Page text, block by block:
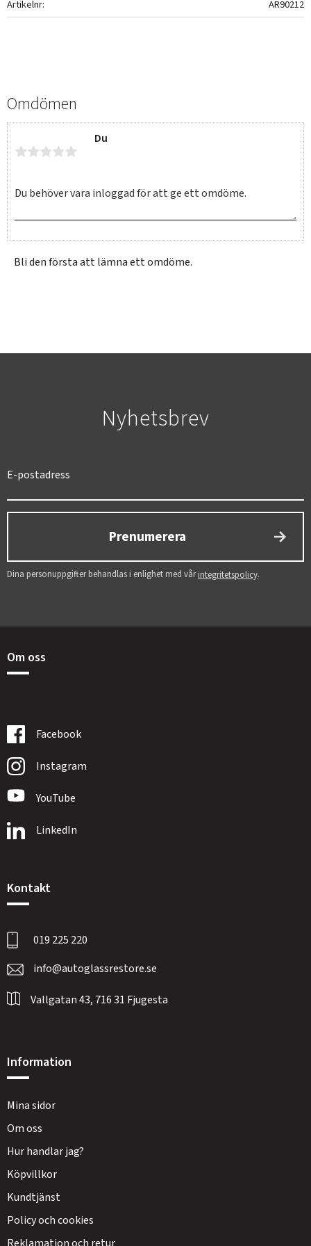
Artikelnr AR90212
Omdömen
Du
Bli den första att lämna ett omdöme.
Nyhetsbrev
Prenumerera
Dina personuppgifter behandlas i enlighet med vårintegritetspolicy.
Om oss
Facebook
Instagram
YouTube
LinkedIn
Kontakt
019 225 220
info@autoglassrestore.se
Vallgatan 43, 716 31 Fjugesta
Information
Mina sidor
Om oss
Hur handlar jag?
Köpvillkor
Kundtjänst
Policy och cookies